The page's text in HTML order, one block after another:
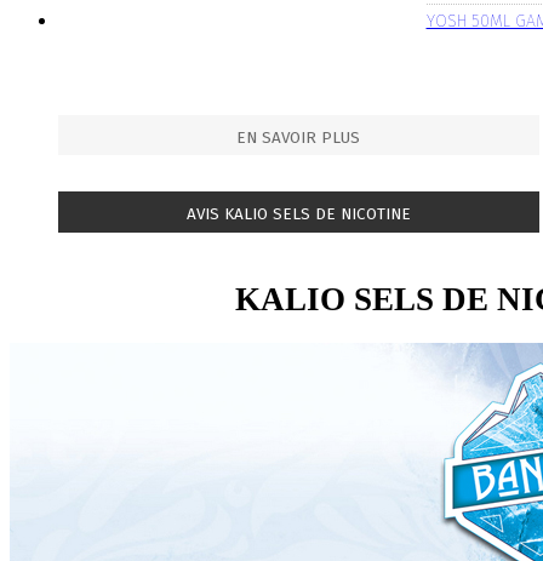
YOSH 50ML
EN SAVOIR PLUS
AVIS KALIO SELS DE NICOTINE
KALIO SELS DE